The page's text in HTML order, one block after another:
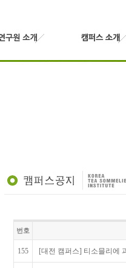
번호
155 [대전 캠퍼스] 티소믈리에